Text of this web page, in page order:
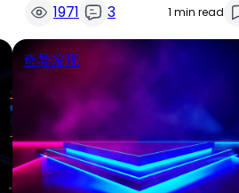
1971 3 1 min read
奇异发现